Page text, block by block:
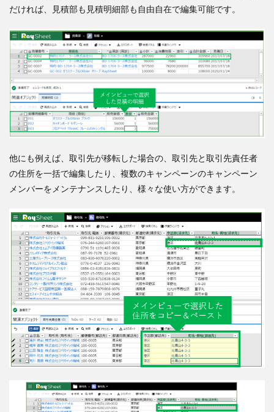
だければ、見積部も見積明細部も自由自在で編集可能です。
他にも例えば、取引先が移転した場合の、取引先と取引先責任者
の住所を一括で編集したり、複数のキャンペーンのキャンペーン
メンバーをメンテナンスしたり、様々な使い方ができます。